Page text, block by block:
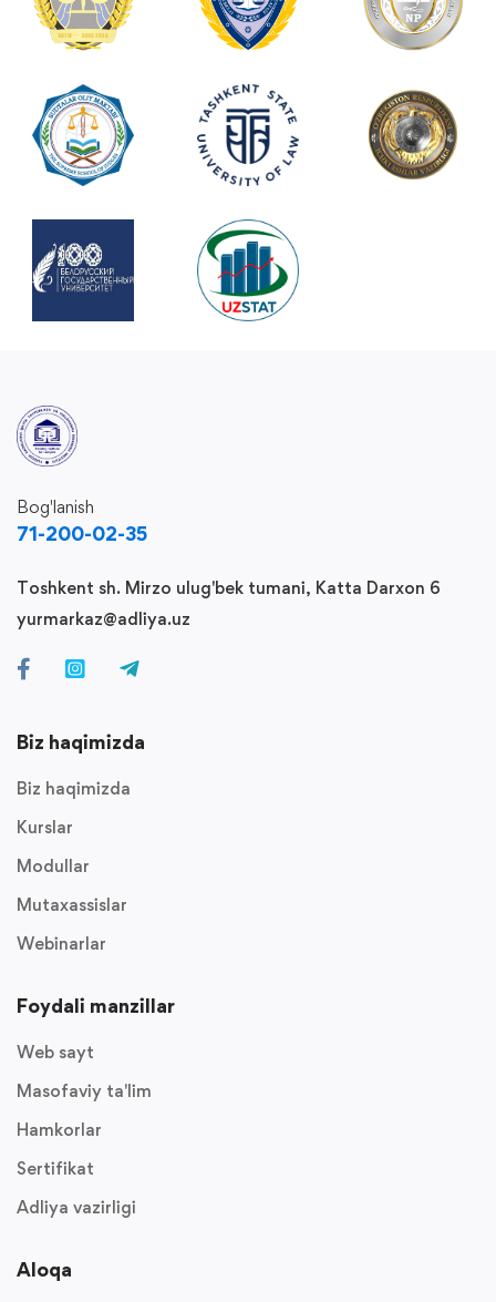
Bog'lanish
71-200-02-35
Toshkent sh. Mirzo ulug'bek tumani, Katta Darxon 6
yurmarkaz@adliya.uz
Biz haqimizda
Biz haqimizda
Kurslar
Modullar
Mutaxassislar
Webinarlar
Foydali manzillar
Web sayt
Masofaviy ta'lim
Hamkorlar
Sertifikat
Adliya vazirligi
Aloqa